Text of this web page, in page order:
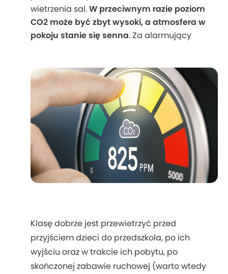
wietrzenia sal.W przeciwnym razie poziom
CO2 może być zbyt wysoki, a atmosfera w
pokoju stanie się senna. Za alarmujący
Klasę dobrze jest przewietrzyć przed
przyjściem dzieci do przedszkola, po ich
wyjściu oraz w trakcie ich pobytu, po
skończonej zabawie ruchowej (warto wtedy